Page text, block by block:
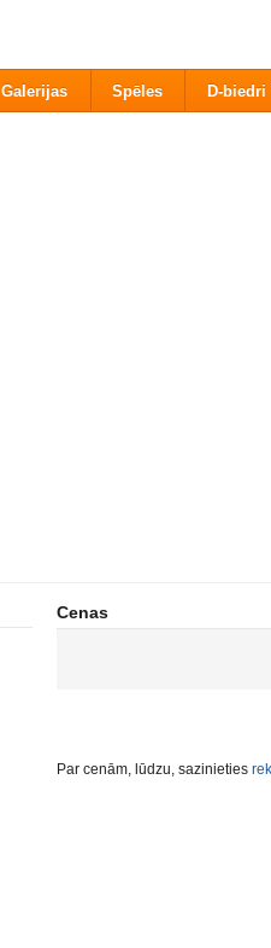
Galerijas Spēles D-biedri
Cenas
Par cenām, lūdzu, sazinieties